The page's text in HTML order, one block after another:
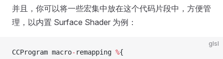
并且，你可以将一些宏集中放在这个代码片段中，方便管
理，以内置 Surface Shader 为例：
glsl
CCProgram macro- remapping %{